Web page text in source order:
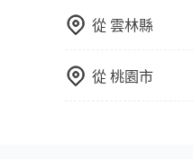
從雲林縣
從桃園市